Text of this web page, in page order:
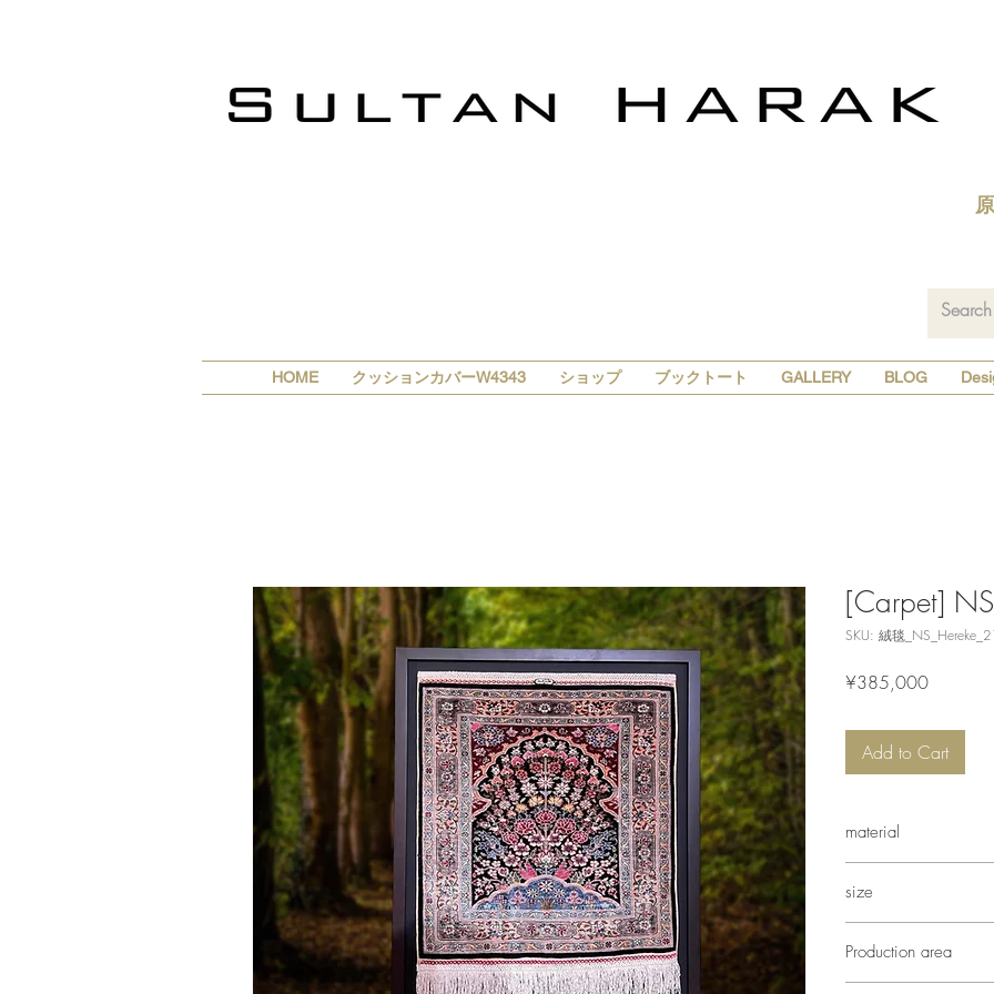
HOME クッションカバーW4343 ショップ ブックトート GALLERY BLOG
[Carpet]
SKU: 絨毯
¥385,000Price
Add to Cart
material
size
*Includes 6cm of fringe
[Frame] Height 76cm
Production area